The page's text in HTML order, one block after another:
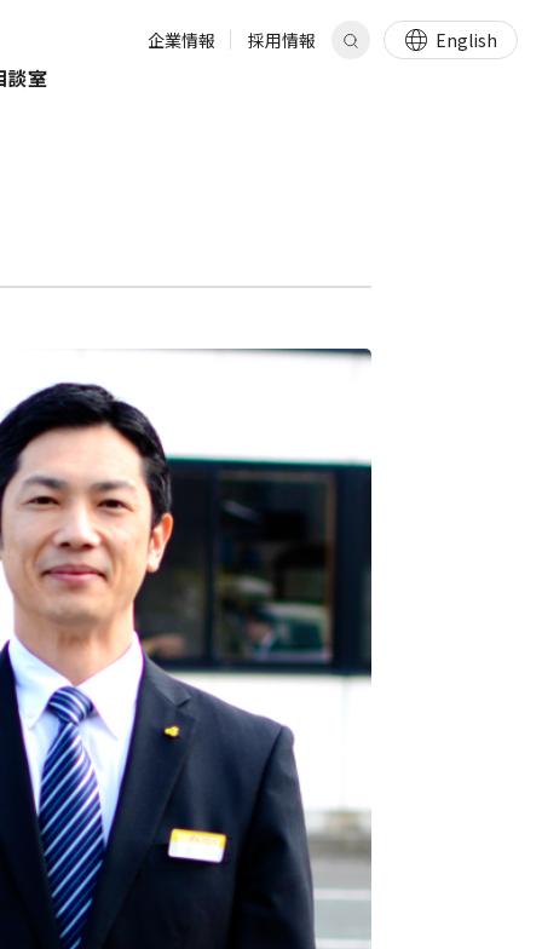
企業情報 採用情報 English
談室